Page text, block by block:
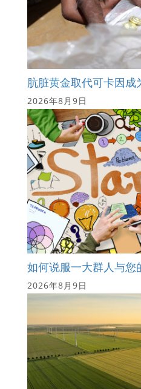
肮脏黄金取代可卡因成
2026年8月9日
如何说服一大群人与您
2026年8月9日